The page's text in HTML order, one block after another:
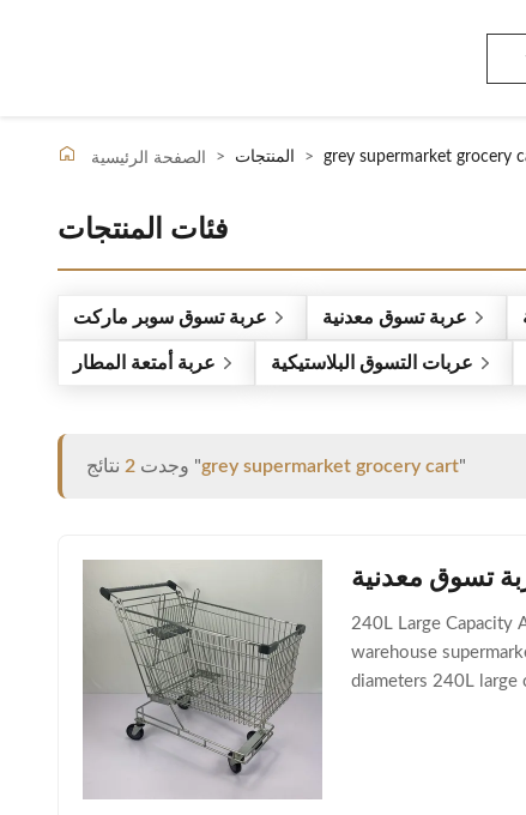
الصفحة الرئيسية > المنتجات > grey supermarket grocery
فئات المنتجات
عربة تسوق سوبر ماركت عربة تسوق معدنية
عربة أمتعة المطار
عربات التسوق البلاستيكية
وجدت 2 نتائج "grey supermarket grocery cart"
240L Large Capacity
warehouse
diameters 240L large